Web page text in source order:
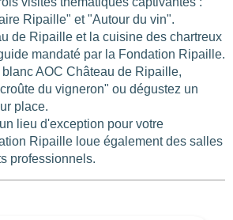
Ripaille" et "Autour du vin".
de Ripaille et la cuisine des chartreux
mandaté par la Fondation Ripaille.
AOC Château de Ripaille,
du vigneron" ou dégustez un
place.
lieu d'exception pour votre
Ripaille loue également des salles
professionnels.
PERSONNE